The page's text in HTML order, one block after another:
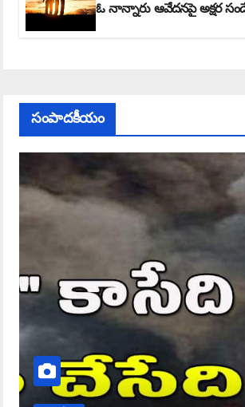
ఓ నాన్నారు ఆవేదనపై అక్షర
సంపాదకీయం